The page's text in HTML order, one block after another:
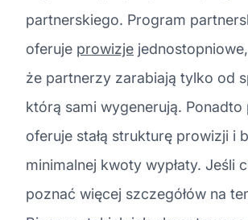
partnerskiego. Program
oferuje prowizje
że partnerzy zarabiają tylko od
którą sami wygenerują. Ponadto
oferuje stałą strukturę prowizji i
minimalnej kwoty wypłaty. Jeśli
poznać więcej szczegółów na